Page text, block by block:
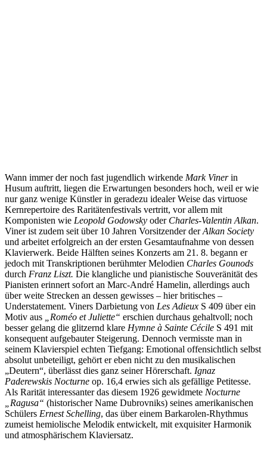
Wann immer der noch fast jugendlich wirkende Mark Vinerin
Husum auftritt, liegen die Erwartungen besonders hoch, weil er wie
nur ganz wenige Künstler in geradezu idealer Weise das virtuose
Kernrepertoire des Raritätenfestivals vertritt, vor allem mit
Komponisten wie Leopold Godowsky oder Charles-Valentin Alkan.
Viner ist zudem seit über 10 Jahren Vorsitzender derAlkan Society
und arbeitet erfolgreich an der ersten Gesamtaufnahme von dessen
Klavierwerk. Beide Hälften seines Konzerts am 21. 8. begann er
jedoch mit Transkriptionen berühmter Melodien Charles Gounods
durch Franz Liszt. Die klangliche und pianistische Souveränität des
Pianisten erinnert sofort an Marc-André Hamelin, allerdings auch
über weite Strecken an dessen gewisses – hier britisches –
Understatement. Viners Darbietung von Les Adieux S 409 über ein
Motiv aus
„Roméo et Juliette“ erschien durchaus gehaltvoll; noch
besser gelang die glitzernd klare Hymne à Sainte Cécile S 491 mit
konsequent aufgebauter Steigerung. Dennoch vermisste man in
seinem Klavierspiel echten Tiefgang: Emotional offensichtlich selbst
absolut unbeteiligt, gehört er eben nicht zu den musikalischen
„Deutern“, überlässt dies ganz seiner Hörerschaft. Ignaz
Paderewskis Nocturne op. 16,4 erwies sich als gefällige Petitesse.
Als Rarität interessanter das diesem 1926 gewidmete Nocturne
„Ragusa“ (historischer Name Dubrovniks) seines amerikanischen
Schülers Ernest Schelling, das über einem Barkarolen-Rhythmus
zumeist hemiolische Melodik entwickelt, mit exquisiter Harmonik
und atmosphärischem Klaviersatz.